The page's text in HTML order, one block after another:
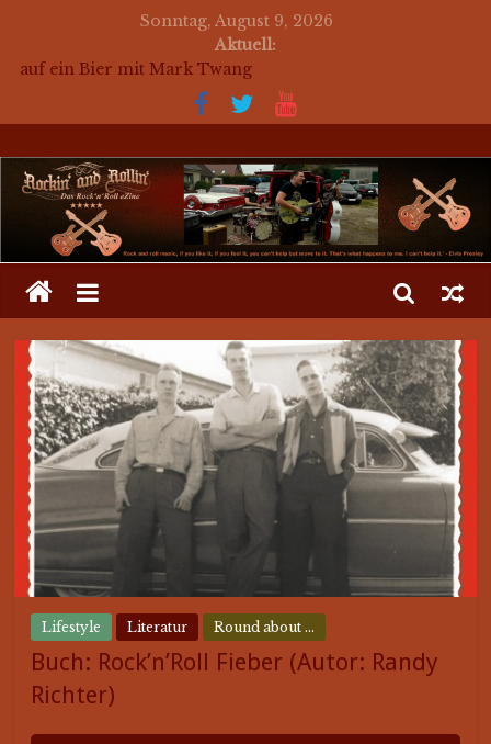
Sonntag, August 9, 2026
Aktuell:
auf ein Bier mit Mark Twang
auf ein Bier mit Mason Dixon Hobos
auf ein Bier mit The Jets
Mosaik Massaker – Mosaikkunst aus dem Bereich
Rockabilly, Kustom Kultur und der Hot Rod Szene
Lifestyle Literatur Round about ...
Buch: Rock’n’Roll Fieber (Autor: Randy
Richter)